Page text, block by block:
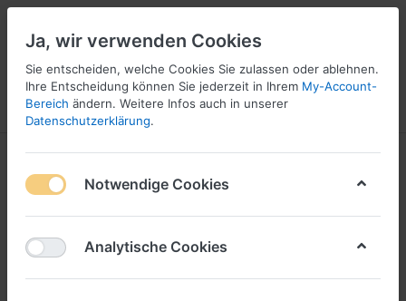
Menü Anmelden Vergleichen Wunschliste
1-2von
Filtern Sortieren
Ja, wir verwenden Cookies
Sie entscheiden, welche Cookies Sie zulassen oder ablehnen.
Ihre Entscheidung können Sie jederzeit in Ihrem My-Account-
Bereich ändern. Weitere Infos auch in unserer
Datenschutzerklärung.
Notwendige Cookies
Analytische Cookies